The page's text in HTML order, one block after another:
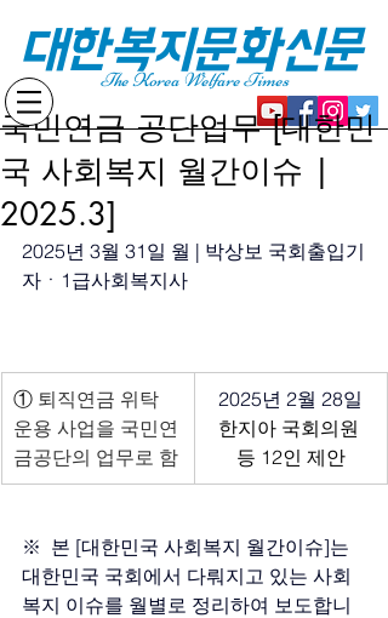
대한복지문화신문
The Korea Welfare Times
국민연금 공단업무 [대한민
국 사회복지 월간이슈 |
2025.3]
2025년 3월 31일 월 | 박상보 국회출입기
자 ㆍ 1급사회복지사
① 퇴직연금 위탁
운용 사업을 국민연
금공단의 업무로 함
2025년 2월 28일
한지아 국회의원
등 12인 제안
※  본 [대한민국 사회복지 월간이슈]는
대한민국 국회에서 다뤄지고 있는 사회
복지 이슈를 월별로 정리하여 보도합니